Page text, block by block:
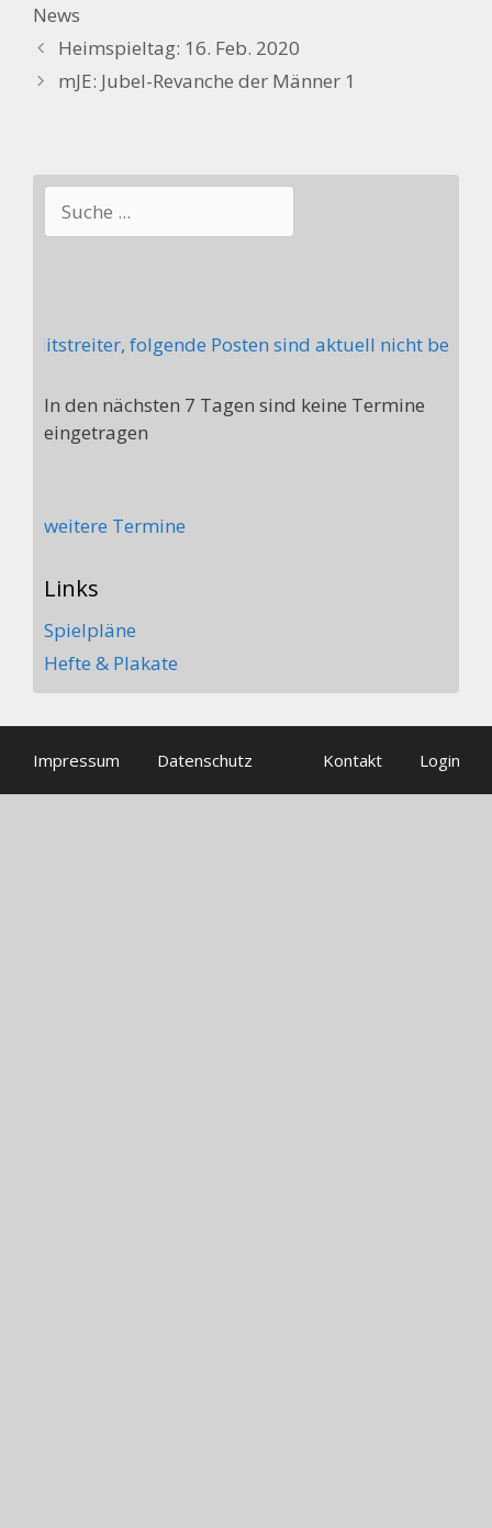
News
Heimspieltag: 16. Feb. 2020
mJE: Jubel-Revanche der Männer 1
Suchen
folgende Posten sind aktuell nicht
In den nächsten 7 Tagen sind keine Termine
eingetragen
weitere Termine
Links
Spielpläne
Hefte & Plakate
Impressum Datenschutz Kontakt Login